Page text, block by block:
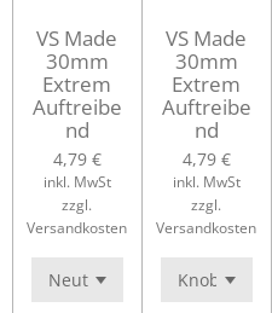
VS Made
30mm
Extrem
Auftreibe
nd
4,79 €
inkl. MwSt
zzgl.
Versandkosten
VS Made
30mm
Extrem
Auftreibe
nd
4,79 €
inkl. MwSt
zzgl.
Versandkosten